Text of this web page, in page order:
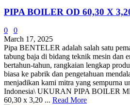
PIPA BOILER OD 60,30 X
0
0
March 17, 2025
Pipa BENTELER adalah salah satu
tabung baja di bidang teknik mesin dan
bertahun-tahun, rangkaian lengkap
biasa ke pabrik dan pengetahuan
menjadikan kami mitra yang sempurna
Indonesia\ UKURAN PIPA BOILER
60,30 x 3,20 ... Read More